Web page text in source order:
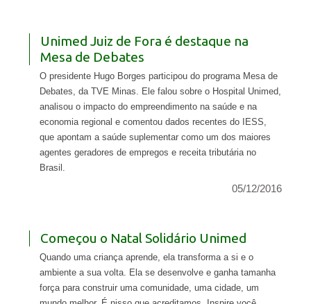
Unimed Juiz de Fora é destaque na
Mesa de Debates
O presidente Hugo Borges participou do programa Mesa de
Debates, da TVE Minas. Ele falou sobre o Hospital Unimed,
analisou o impacto do empreendimento na saúde e na
economia regional e comentou dados recentes do IESS,
que apontam a saúde suplementar como um dos maiores
agentes geradores de empregos e receita tributária no
Brasil.
05/12/2016
Começou o Natal Solidário Unimed
Quando uma criança aprende, ela transforma a si e o
ambiente a sua volta. Ela se desenvolve e ganha tamanha
força para construir uma comunidade, uma cidade, um